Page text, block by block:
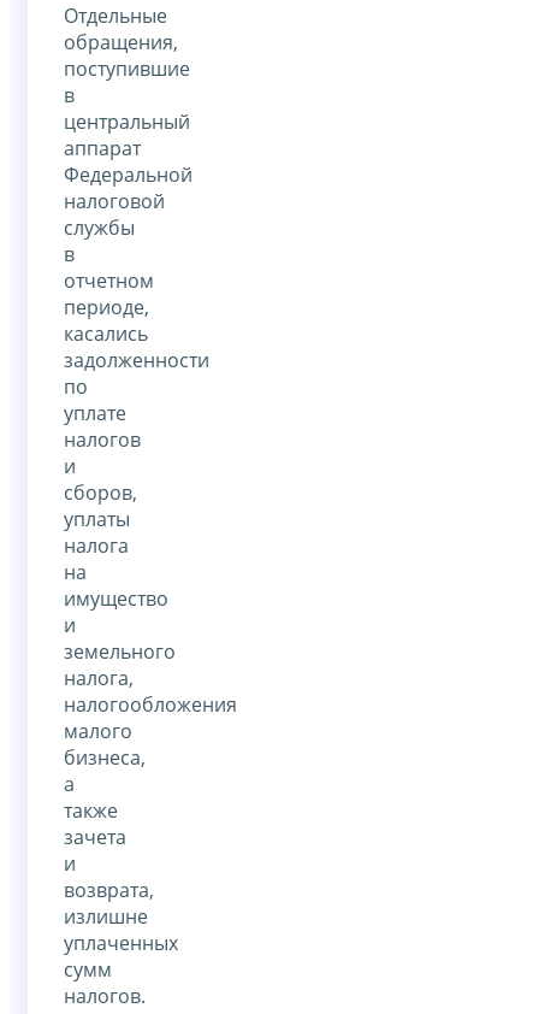
Отдельные
обращения,
поступившие
в
центральный
аппарат
Федеральной
налоговой
службы
в
отчетном
периоде,
касались
задолженности
по
уплате
налогов
и
сборов,
уплаты
налога
на
имущество
и
земельного
налога,
налогообложения
малого
бизнеса,
а
также
зачета
и
возврата,
излишне
уплаченных
сумм
налогов.